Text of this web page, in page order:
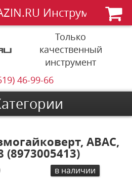
Инструменты
Только
качественный
инструмент
46-99-66
ABAC,
(8973005413)
в наличии